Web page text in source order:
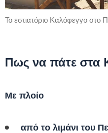
Το εστιατόριο Καλόφεγγο στο
Πως να πάτε στα
Με πλοίο
από το λιμάνι του